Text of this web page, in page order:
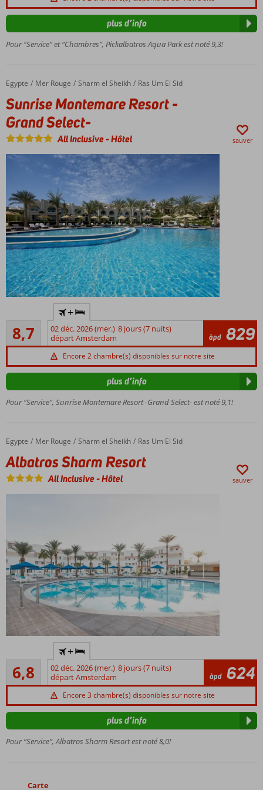
Service
de
navette
gratuit
rejoindre
restaurants
à la carte
Une île
spéciale
pour les
enfants
toboggans
Pour “Service” et “Chambres”, Pickalbatros Aqua Park est noté 9,3!
plus d’info
Accueil
Egypte Mer Rouge Sharm el Sheikh Ras Um El Sid
Sunrise Montemare Resort -Grand Select-
Sunrise Montemare Resort -
Grand Select-
All Inclusive-Hôtel sauver
seulement,
âge
minimum
16 ans
Directement
sur la plage
privée
7
à la carte
Magnifique
8,7Recommandé
10
commentaires
+
02 déc. 2026 (mer.) 8 jours (7 nuits)
départ Amsterdam
àpd 829
Encore 2 chambre(s) disponibles sur notre site
Pour “Service”, Sunrise Montemare Resort -Grand Select- est noté 9,1!
plus d’info
Accueil
Egypte Mer Rouge Sharm el Sheikh Ras Um El Sid
Albatros Sharm Resort
Albatros Sharm Resort
All Inclusive-Hôtel sauver
Situé sur
une falaise
avec une
vue
imprenable
sur la mer
Un
centre
de
Nombreuses
6,8
Suffisant
6
commentaires
+
02 déc. 2026 (mer.) 8 jours (7 nuits)
départ Amsterdam
àpd 624
Encore 3 chambre(s) disponibles sur notre site
Pour “Service”, Albatros Sharm Resort est noté 8,0!
plus d’info
Carte